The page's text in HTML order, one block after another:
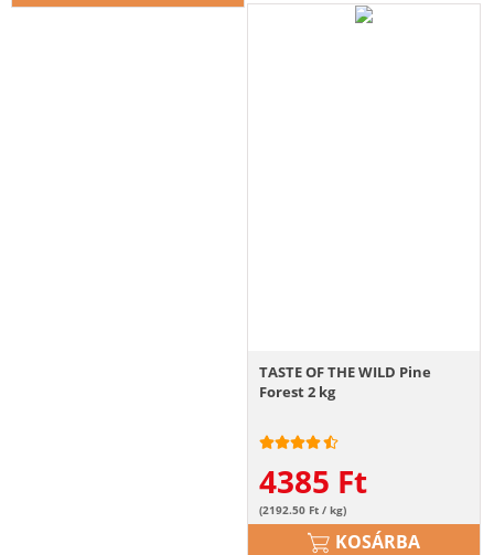
TASTE OF THE WILD Pine
Forest 2 kg
4385 Ft
(2192.50 Ft / kg)
KOSÁRBA